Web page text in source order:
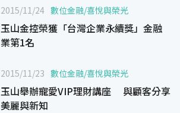
2015/11/24 數位金融/喜悅與榮光
玉山金控榮獲「台灣企業永續獎」金融
業第1名
2015/11/23 數位金融/喜悅與榮光
玉山舉辦寵愛VIP理財講座 與顧客分享
美麗與新知